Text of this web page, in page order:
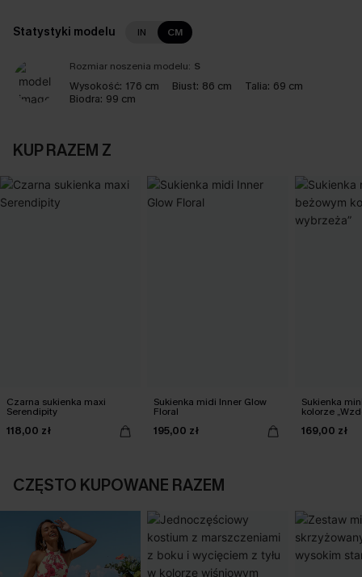
Statystyki modelu IN CM
Rozmiar noszenia modelu: S
Wysokość: 176 cm Biust: 86 cm Talia: 69 cm
Biodra: 99 cm
KUP RAZEM Z
Czarna sukienka maxi
Serendipity
118,00 zł
Sukienka midi Inner Glow
Floral
195,00 zł
Sukienka
kolorze
169,00 zł
CZĘSTO KUPOWANE RAZEM